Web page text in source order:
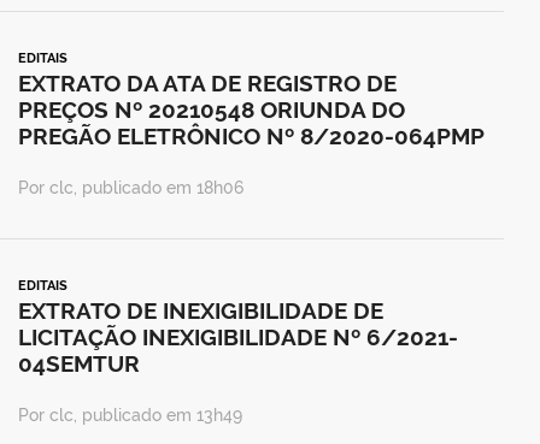
EDITAIS
EXTRATO DA ATA DE REGISTRO DE
PREÇOS Nº 20210548 ORIUNDA DO
PREGÃO ELETRÔNICO Nº 8/2020-064PMP
Por clc, publicado em 18h06
EDITAIS
EXTRATO DE INEXIGIBILIDADE DE
LICITAÇÃO INEXIGIBILIDADE Nº 6/2021-
04SEMTUR
Por clc, publicado em 13h49